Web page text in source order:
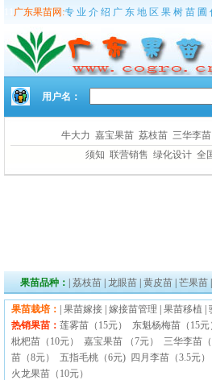
广东果苗网:专 业 介 绍 广 东 地 区 果 树 苗 圃
用户名：
牛大力 嘉宝果苗 荔枝苗 三华李苗
须知 联营销售 绿化设计 全
果苗品种： 荔枝苗| 龙眼苗| 黄皮苗| 芒果苗|
果苗栽培： 果苗嫁接 嫁接苗管理 果苗移植
热销果苗： 莲雾苗（15元） 东魁杨梅苗（15元
枇杷苗（10元） 嘉宝果苗 （7元） 三华李苗
苗（8元） 五指毛桃（6元) 四月李苗（3.5元）
火龙果苗（10元）